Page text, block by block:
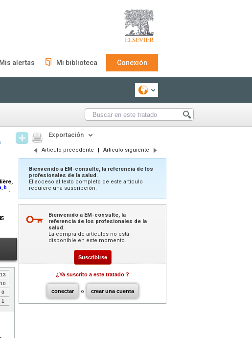
Mis alertas Mi biblioteca Conexión
,
, b :
13
10
0
1
Exportación
Artículo precedente | Artículo siguiente
Bienvenido a EM-consulte, la referencia de los
profesionales de la salud.
El acceso al texto completo de este artículo
requiere una suscripción.
Bienvenido a EM-consulte, la
referencia de los profesionales de la
salud.
La compra de artículos no está
disponible en este momento.
Suscribirse
¿Ya suscrito a este tratado ?
conectar o crear una cuenta